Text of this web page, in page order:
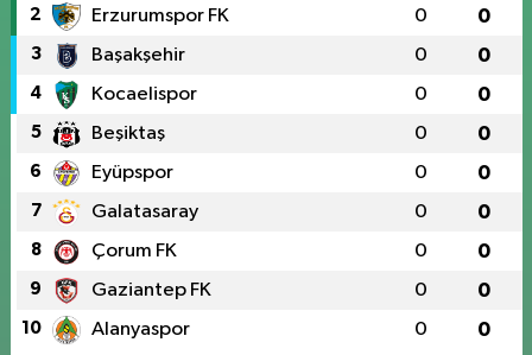
2 Erzurumspor FK 0 0
3 Başakşehir 0 0
4 Kocaelispor 0 0
5 Beşiktaş 0 0
6 Eyüpspor 0 0
7 Galatasaray 0 0
8 Çorum FK 0 0
9 Gaziantep FK 0 0
10 Alanyaspor 0 0